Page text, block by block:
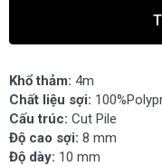
Khổ thảm: 4m
Chất liệu sợi:
Cấu trúc: Cut Pile
Độ cao sợi: 8 mm
Độ dày: 10 mm